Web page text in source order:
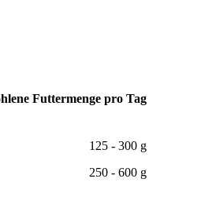
Futtermenge pro Tag
125 - 300 g
250 - 600 g